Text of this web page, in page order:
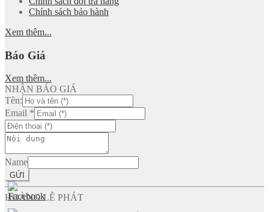
Chính sách bảo hành
Xem thêm...
Báo Giá
Xem thêm...
NHẬN BÁO GIÁ
Tên:
Email *
Name
GỬI
HOÀNG LÊ PHÁT